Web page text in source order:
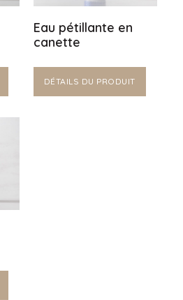
Eau pétillante en
canette
DÉTAILS DU PRODUIT